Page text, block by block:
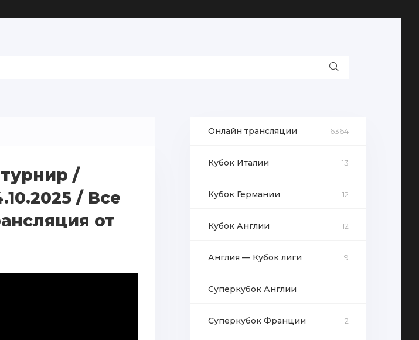
/
/ Все
от
Онлайн трансляции 6364
Кубок Италии 13
Кубок Германии 12
Кубок Англии 12
Англия — Кубок лиги 9
Суперкубок Англии 1
Суперкубок Франции 2